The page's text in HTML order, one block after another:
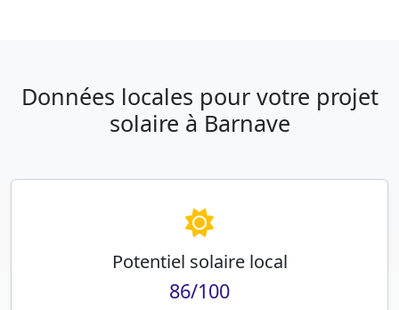
Données locales pour votre projet
solaire à Barnave
Potentiel solaire local
86/100